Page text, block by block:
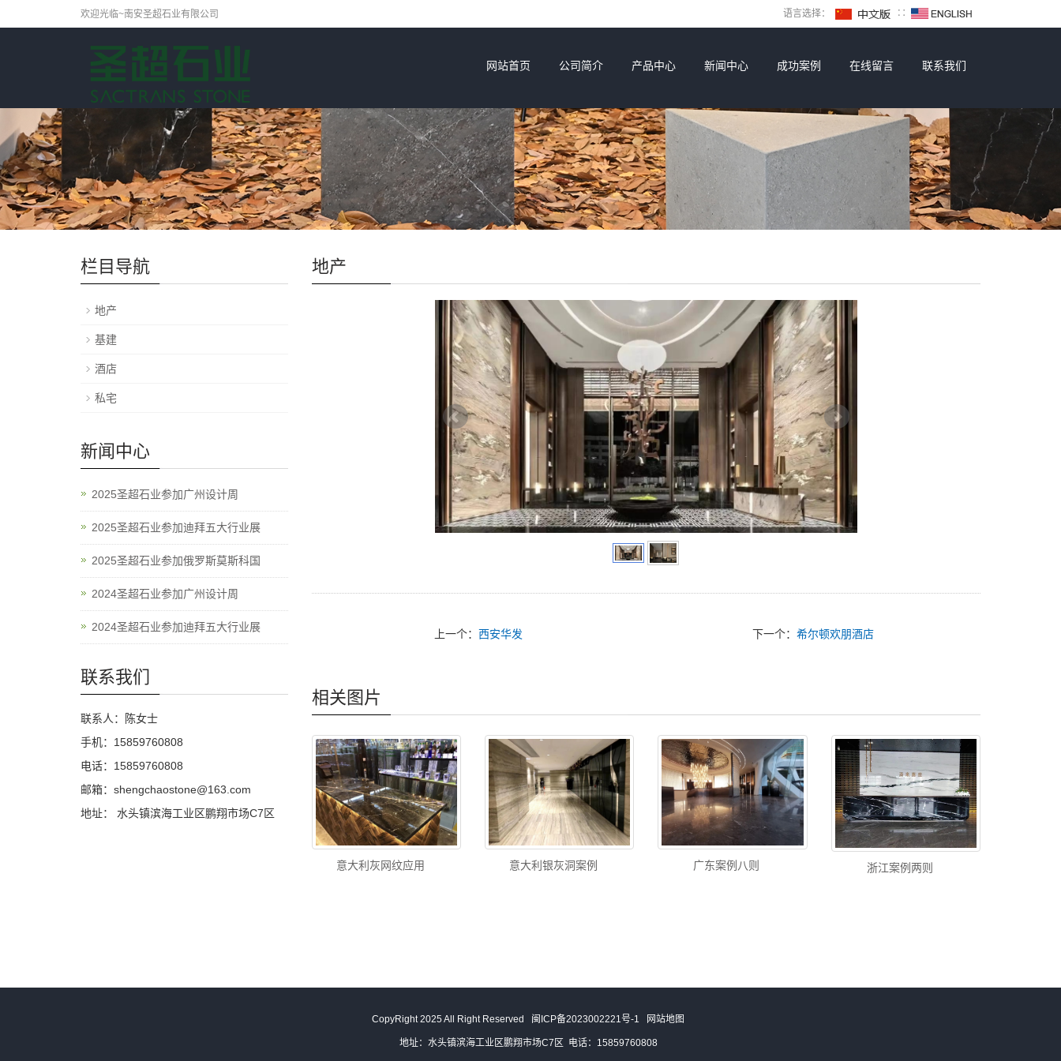
欢迎光临~南安圣超石业有限公司 语言选择： ∷
网站首页 公司简介 产品中心 新闻中心 成功案例 在线留言 联系我们
地产
上一个：西安华发 下一个：希尔顿欢朋酒店
相关图片
意大利灰网纹应用 意大利银灰洞案例 广东案例八则 浙江案例两则
栏目导航
地产
基建
酒店
私宅
新闻中心
2025圣超石业参加广州设计周
2025圣超石业参加迪拜五大行业展
2025圣超石业参加俄罗斯莫斯科国
2024圣超石业参加广州设计周
2024圣超石业参加迪拜五大行业展
联系我们
联系人：陈女士
手机：15859760808
电话：15859760808
邮箱：shengchaostone@163.com
地址： 水头镇滨海工业区鹏翔市场C7区
CopyRight 2025 All Right Reserved 闽ICP备2023002221号-1 网站地图
地址：水头镇滨海工业区鹏翔市场C7区 电话：15859760808